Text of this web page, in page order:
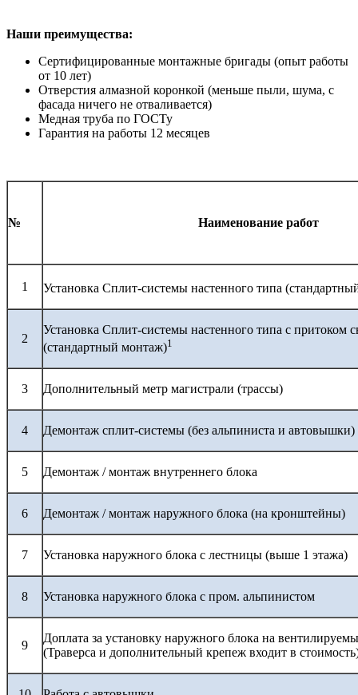
Наши преимущества:
Сертифицированные монтажные бригады (опыт работы
от 10 лет)
Отверстия алмазной коронкой (меньше пыли, шума, с
фасада ничего не отваливается)
Медная труба по ГОСТу
Гарантия на работы 12 месяцев
№ Наименование работ
1 Установка Сплит-системы настенного типа
2
Установка Сплит-системы настенного типа с притоком
(стандартный монтаж)1
3 Дополнительный метр магистрали (трассы)
4 Демонтаж сплит-системы (без альпиниста и автовышки)
5 Демонтаж / монтаж внутреннего блока
6 Демонтаж / монтаж наружного блока (на кронштейны)
7 Установка наружного блока с лестницы (выше 1 этажа)
8 Установка наружного блока с пром. альпинистом
9
Доплата за установку наружного блока на
(Траверса и дополнительный крепеж входит в